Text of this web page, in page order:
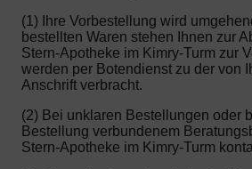
(1) Ihre Vorbestellung wird
bestellten Waren stehen Ihnen zur
Stern-Apotheke im Kimry-Turm zur
werden per Botendienst zu der von
Anschrift verbracht.
(2) Bei unklaren Bestellungen oder
Bestellung verbundenem
Stern-Apotheke im Kimry-Turm